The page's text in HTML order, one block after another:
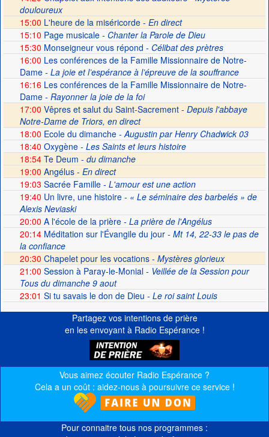
douloureux
15:00 L'heure de la miséricorde - En direct
15:10 Page musicale- Chanter la Parole de Dieu
15:30 Monseigneur vous répond - Célibat des prètres
16:00 Les conférences de la Famille Missionnaire de Notre-
Dame- La joie et l’espérance à l’épreuve de la souffrance
16:16Les conférences de la Famille Missionnaire de Notre-
Dame- Rayonner la joie de la foi
17:00 Vêpres et salut du Saint-Sacrement - Depuis l'abbaye
Notre-Dame de Triors, en direct
18:00 Ecole du dimanche- Augustin par Henry Chadwick 03
18:40 Oxygène- Les Saints et leurs histoire
18:54Te Deum - du dimanche
19:00 Angélus - En direct
19:03 Sacrée Famille- L'amour est une action
19:40 Un livre, une histoire- « Le séminaire des barbelés » de
Alexis Neviaski
20:00 A l'école de la prière- La prière de l'Angélus
20:14Méditation sur l'Évangile du jour- Mt 14, 22-33 le pas de
la confiance
20:30 Chapelet pour les vocations - Mystères glorieux
21:00 Session à Paray-le-Monial- Veillée de la Session pour
Tous du dimanche 9 aout
23:01 Si tu savais le don de Dieu - Le roi saint Louis
Partagez vos intentions de prière
en les envoyant à Radio Espérance !
Vous aimez écouter Radio Espérance ?
Cela a un coût : aidez-nous à poursuivre ce service !
Pour connaitre tous nos programmes :